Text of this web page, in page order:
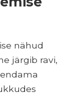
nähud
järgib ravi,